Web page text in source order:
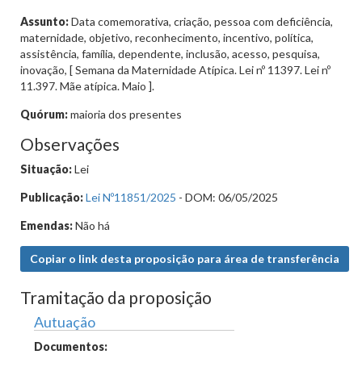
Assunto:Data comemorativa, criação, pessoa com deficiência,
maternidade, objetivo, reconhecimento, incentivo, política,
assistência, família, dependente, inclusão, acesso, pesquisa,
inovação, [ Semana da Maternidade Atípica. Lei nº 11397. Lei nº
11.397. Mãe atípica. Maio ].
Quórum:maioria dos presentes
Observações
Situação:Lei
Publicação:Lei Nº11851/2025 - DOM: 06/05/2025
Emendas:Não há
Copiar o link desta proposição para área de transferência
Tramitação da proposição
Autuação
Documentos: